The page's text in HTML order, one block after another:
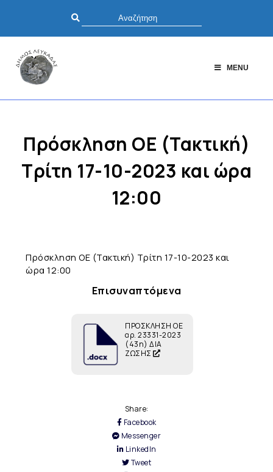
MENU
Πρόσκληση ΟΕ (Τακτική)
Τρίτη 17-10-2023 και ώρα
12:00
Πρόσκληση ΟΕ (Τακτική) Τρίτη 17-10-2023 και
ώρα 12:00
Επισυναπτόμενα
ΠΡΟΣΚΛΗΣΗ ΟΕ
αρ. 23331-2023
(43η) ΔΙΑ
ΖΩΣΗΣ
Share:
Facebook
Messenger
LinkedIn
Tweet